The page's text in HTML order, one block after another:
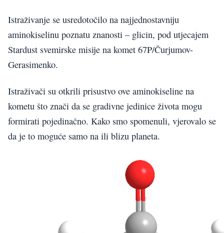
Istraživanje se usredotočilo na najjednostavniju
aminokiselinu poznatu znanosti – glicin, pod utjecajem
Stardust svemirske misije na komet 67P/Čurjumov-
Gerasimenko.
Istraživači su otkrili prisustvo ove aminokiseline na
kometu što znači da se gradivne jedinice života mogu
formirati pojedinačno. Kako smo spomenuli, vjerovalo se
da je to moguće samo na ili blizu planeta.